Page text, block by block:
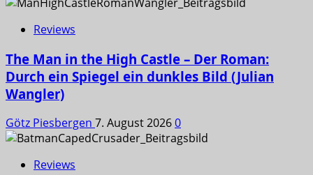
Reviews
The Man in the High Castle – Der Roman:
Durch ein Spiegel ein dunkles Bild (Julian
Wangler)
Götz Piesbergen 7. August 20260
Reviews